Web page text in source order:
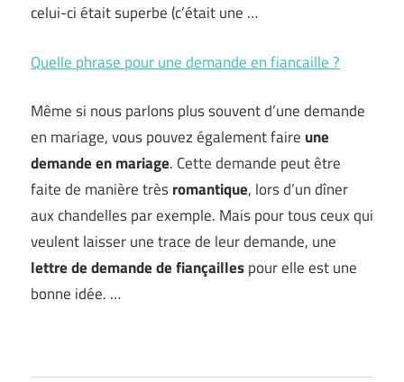
celui-ci était superbe (c’était une …
Quelle phrase pour une demande en fiancaille ?
Même si nous parlons plus souvent d’une demande
en mariage, vous pouvez également faire une
demande en mariage. Cette demande peut être
faite de manière trèsromantique, lors d’un dîner
aux chandelles par exemple. Mais pour tous ceux qui
veulent laisser une trace de leur demande, une
lettre de demande de fiançaillespour elle est une
bonne idée. …